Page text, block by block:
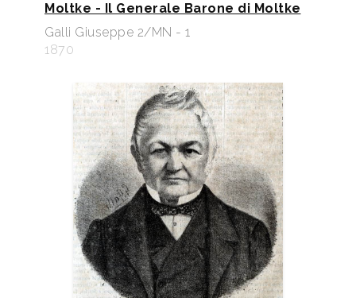
Moltke - Il Generale Barone di Moltke
Galli Giuseppe 2/MN - 1
1870